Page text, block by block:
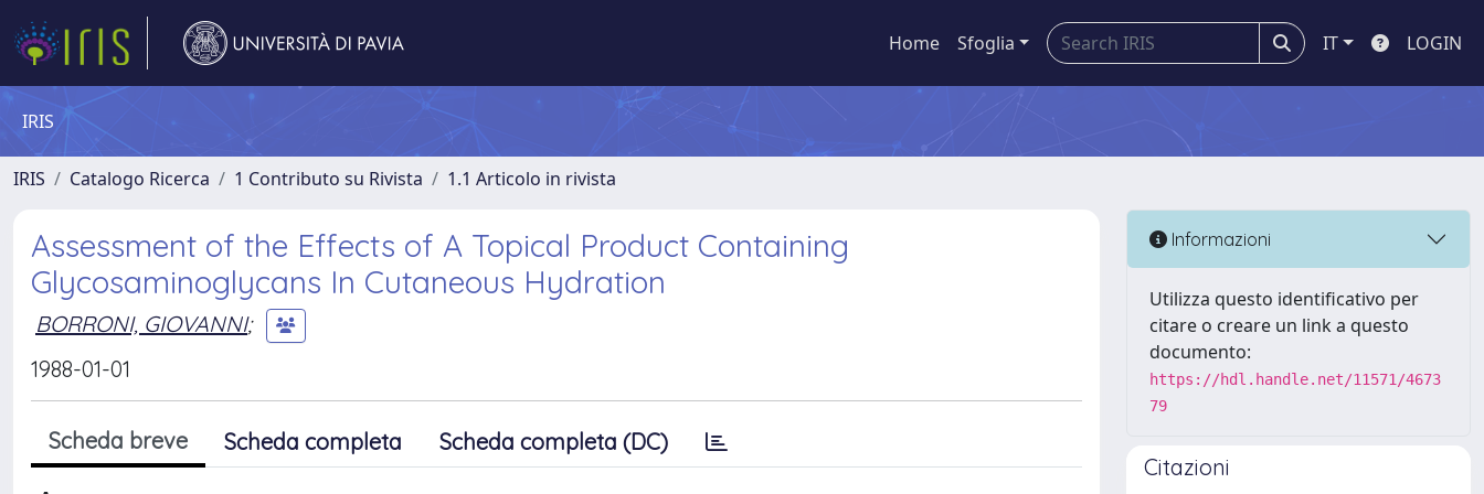
Home Sfoglia IT LOGIN
IRIS
IRIS Catalogo Ricerca 1 Contributo su Rivista 1.1 Articolo in rivista
Assessment of the Effects of A Topical Product Containing
Glycosaminoglycans In Cutaneous Hydration
BORRONI, GIOVANNI;
1988-01-01
Scheda breve Scheda completa Scheda completa (DC)
Informazioni
Utilizza questo identificativo per
citare o creare un link a questo
documento:
https://hdl.handle.net/11571/4673
79
Citazioni